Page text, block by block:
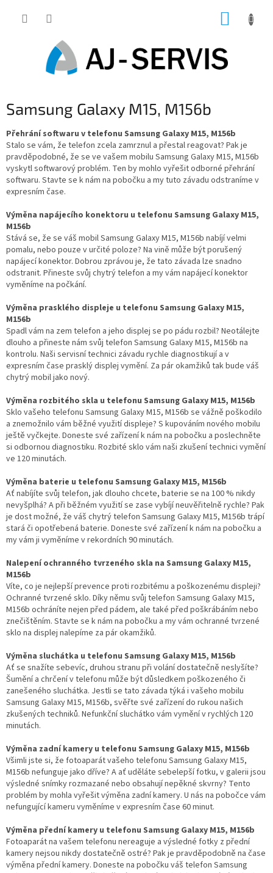
Samsung Galaxy M15, M156b
Přehrání softwaru v telefonu Samsung Galaxy M15, M156b
Stalo se vám, že telefon zcela zamrznul a přestal reagovat? Pak je
pravděpodobné, že se ve vašem mobilu Samsung Galaxy M15, M156b
vyskytl softwarový problém. Ten by mohlo vyřešit odborné přehrání
softwaru. Stavte se k nám na pobočku a my tuto závadu odstraníme v
expresním čase.
Výměna napájecího konektoru u telefonu Samsung Galaxy M15,
M156b
Stává se, že se váš mobil Samsung Galaxy M15, M156b nabíjí velmi
pomalu, nebo pouze v určité poloze? Na vině může být porušený
napájecí konektor. Dobrou zprávou je, že tato závada lze snadno
odstranit. Přineste svůj chytrý telefon a my vám napájecí konektor
vyměníme na počkání.
Výměna prasklého displeje u telefonu Samsung Galaxy M15,
M156b
Spadl vám na zem telefon a jeho displej se po pádu rozbil? Neotálejte
dlouho a přineste nám svůj telefon Samsung Galaxy M15, M156b na
kontrolu. Naši servisní technici závadu rychle diagnostikují a v
expresním čase prasklý displej vymění. Za pár okamžiků tak bude váš
chytrý mobil jako nový.
Výměna rozbitého skla u telefonu Samsung Galaxy M15, M156b
Sklo vašeho telefonu Samsung Galaxy M15, M156b se vážně poškodilo
a znemožnilo vám běžné využití displeje? S kupováním nového mobilu
ještě vyčkejte. Doneste své zařízení k nám na pobočku a poslechněte
si odbornou diagnostiku. Rozbité sklo vám naši zkušení technici vymění
ve 120 minutách.
Výměna baterie u telefonu Samsung Galaxy M15, M156b
Ať nabíjíte svůj telefon, jak dlouho chcete, baterie se na 100 % nikdy
nevyšplhá? A při běžném využití se zase vybíjí neuvěřitelně rychle? Pak
je dost možné, že váš chytrý telefon Samsung Galaxy M15, M156b trápí
stará či opotřebená baterie. Doneste své zařízení k nám na pobočku a
my vám ji vyměníme v rekordních 90 minutách.
Nalepení ochranného tvrzeného skla na Samsung Galaxy M15,
M156b
Víte, co je nejlepší prevence proti rozbitému a poškozenému displeji?
Ochranné tvrzené sklo. Díky němu svůj telefon Samsung Galaxy M15,
M156b ochráníte nejen před pádem, ale také před poškrábáním nebo
znečištěním. Stavte se k nám na pobočku a my vám ochranné tvrzené
sklo na displej nalepíme za pár okamžiků.
Výměna sluchátka u telefonu Samsung Galaxy M15, M156b
Ať se snažíte sebevíc, druhou stranu při volání dostatečně neslyšíte?
Šumění a chrčení v telefonu může být důsledkem poškozeného či
zanešeného sluchátka. Jestli se tato závada týká i vašeho mobilu
Samsung Galaxy M15, M156b, svěřte své zařízení do rukou našich
zkušených techniků. Nefunkční sluchátko vám vymění v rychlých 120
minutách.
Výměna zadní kamery u telefonu Samsung Galaxy M15, M156b
Všimli jste si, že fotoaparát vašeho telefonu Samsung Galaxy M15,
M156b nefunguje jako dříve? A ať uděláte sebelepší fotku, v galerii jsou
výsledné snímky rozmazané nebo obsahují nepěkné skvrny? Tento
problém by mohla vyřešit výměna zadní kamery. U nás na pobočce vám
nefungující kameru vyměníme v expresním čase 60 minut.
Výměna přední kamery u telefonu Samsung Galaxy M15, M156b
Fotoaparát na vašem telefonu nereaguje a výsledné fotky z přední
kamery nejsou nikdy dostatečně ostré? Pak je pravděpodobně na čase
výměna přední kamery. Doneste na pobočku váš telefon Samsung